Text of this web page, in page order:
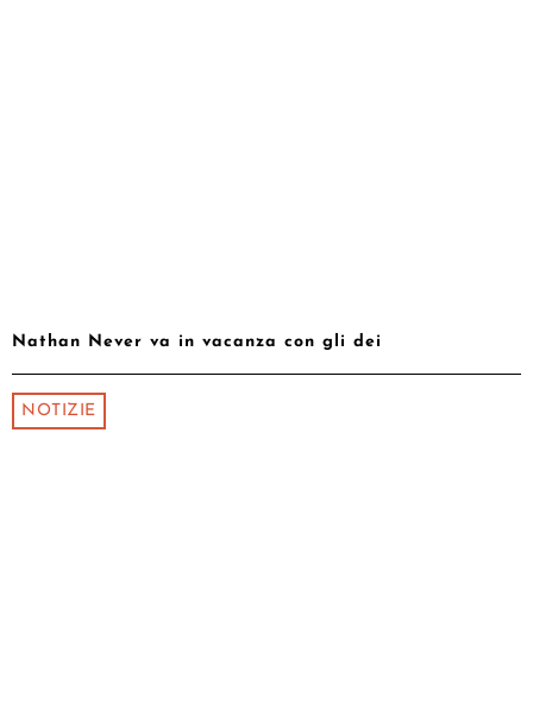
Nathan Never va in vacanza con gli dei
NOTIZIE